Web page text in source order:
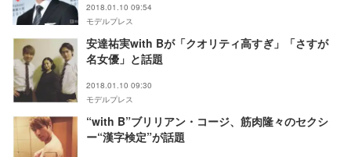
2018.01.10 09:54
モデルプレス
安達祐実with Bが「クオリティ高すぎ」「さすが
名女優」と話題
2018.01.10 09:30
モデルプレス
“with B”ブリリアン・コージ、筋肉隆々のセクシ
ー“漢字検定”が話題